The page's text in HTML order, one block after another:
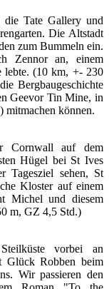
die Tate Gallery und
Die Altstadt
zum Bummeln ein.
Zennor an, einem
lebte. (10 km, +- 230
Bergbaugeschichte
Geevor Tin Mine, in
mitmachen können.
Cornwall auf dem
Hügel bei St Ives
sehen, St
Kloster auf einem
Michel und diesem
m, GZ 4,5 Std.)
vorbei an
Glück Robben beim
Wir passieren den